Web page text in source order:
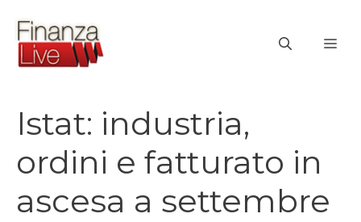
contenuto
Istat: industria,
ordini e fatturato in
ascesa a settembre